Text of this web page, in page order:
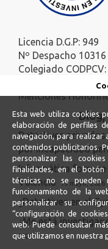
Esta web utiliza cookies
elaboración de perfiles
navegación, para realizar
contenidos publicitarios.
personalizar las
finalidades, en el botón
técnicas no se pueden
funcionamiento de la
personalizar su
“configuración de
web. Puede consultar
que utilizamos en nuestra
Licencia D.G.P: 949
Nº Despacho 10316
Colegiado
Colegiado ICOC: 140
Menciones
Detectives
por incapacidad
Informática
Valencia
19 mayo, 2026
¿Detectives en el
¿Me está
2026